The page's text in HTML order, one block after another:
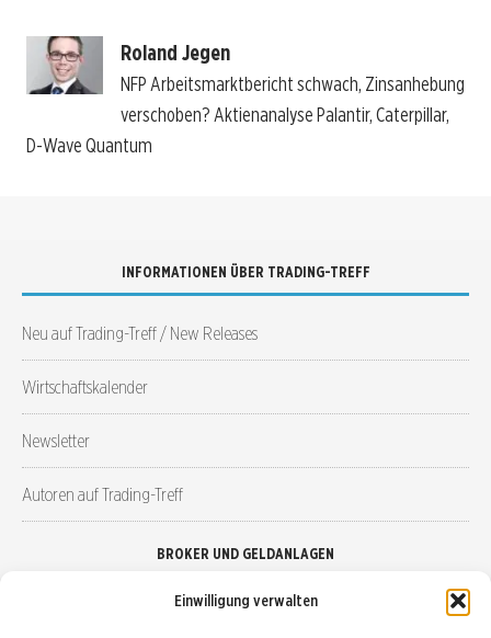
Einwilligung verwalten
Roland Jegen
NFP Arbeitsmarktbericht schwach, Zinsanhebung
verschoben? Aktienanalyse Palantir, Caterpillar,
D-Wave Quantum
INFORMATIONEN ÜBER TRADING-TREFF
Neu auf Trading-Treff / New Releases
Wirtschaftskalender
Newsletter
Autoren auf Trading-Treff
BROKER UND GELDANLAGEN